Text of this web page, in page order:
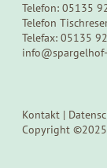
Telefon: 05135
Telefon
Telefax: 05135
Kontakt |
Copyright ©2025